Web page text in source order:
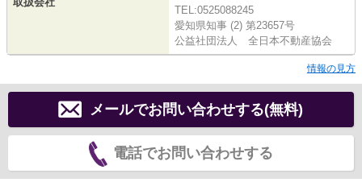
TEL:0525088245
愛知県知事 (2) 第23657号
公益社団法人 全日本不動産協会
情報の見方
メールでお問い合わせする(無料)
電話でお問い合わせする